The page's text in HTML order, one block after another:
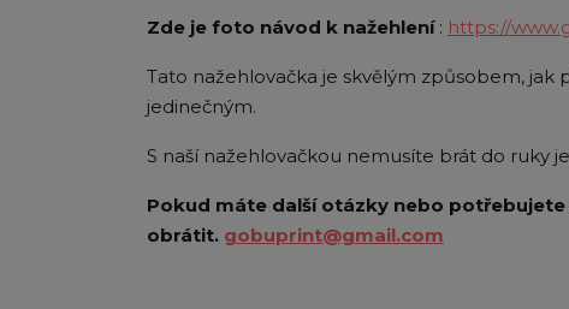
Zde je foto návod k nažehlení: https://
Tato nažehlovačka je skvělým způsobem,
jedinečným.
S naší nažehlovačkou nemusíte brát do ruky
Pokud máte další otázky nebo
obrátit. gobuprint@gmail.com